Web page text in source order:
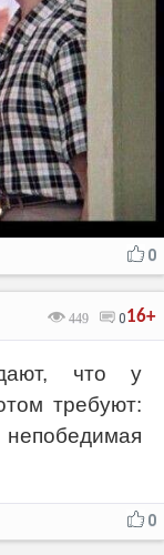
0
16+
449 0
что у
требуют:
0